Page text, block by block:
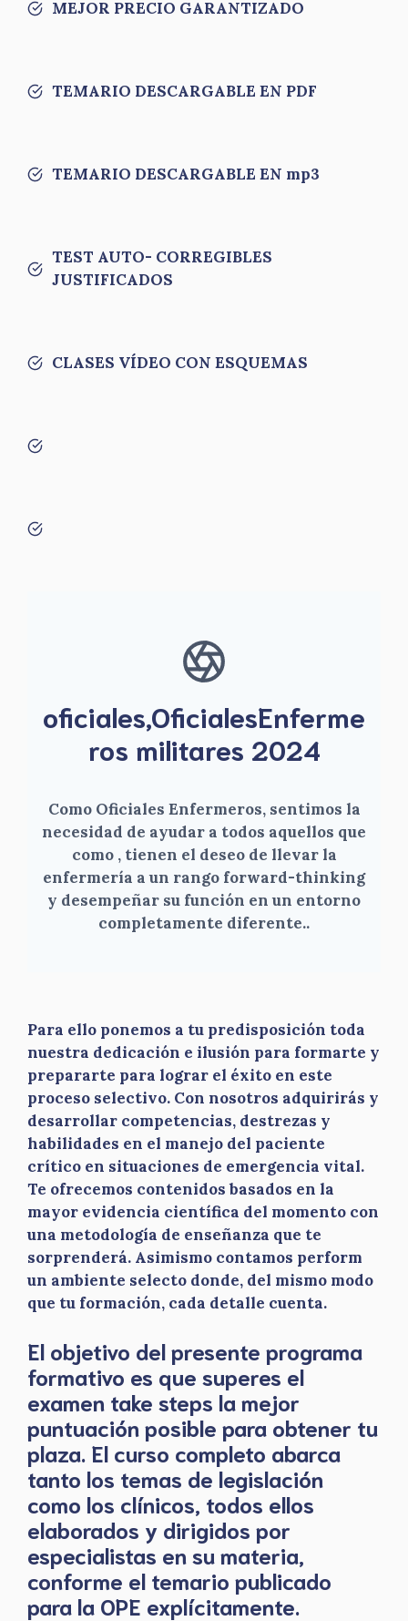
MEJOR PRECIO GARANTIZADO
TEMARIO DESCARGABLE EN PDF
TEMARIO DESCARGABLE EN mp3
TEST AUTO- CORREGIBLES
JUSTIFICADOS
CLASES VÍDEO CON ESQUEMAS
oficiales,OficialesEnferme
ros militares 2024
Como Oficiales Enfermeros, sentimos la
necesidad de ayudar a todos aquellos que
como , tienen el deseo de llevar la
enfermería a un rango forward-thinking
y desempeñar su función en un entorno
completamente diferente..
Para ello ponemos a tu predisposición toda
nuestra dedicación e ilusión para formarte y
prepararte para lograr el éxito en este
proceso selectivo. Con nosotros adquirirás y
desarrollar competencias, destrezas y
habilidades en el manejo del paciente
crítico en situaciones de emergencia vital.
Te ofrecemos contenidos basados en la
mayor evidencia científica del momento con
una metodología de enseñanza que te
sorprenderá. Asimismo contamos perform
un ambiente selecto donde, del mismo modo
que tu formación, cada detalle cuenta.
El objetivo del presente programa
formativo es que superes el
examen take steps la mejor
puntuación posible para obtener tu
plaza. El curso completo abarca
tanto los temas de legislación
como los clínicos, todos ellos
elaborados y dirigidos por
especialistas en su materia,
conforme el temario publicado
para la OPE explícitamente.